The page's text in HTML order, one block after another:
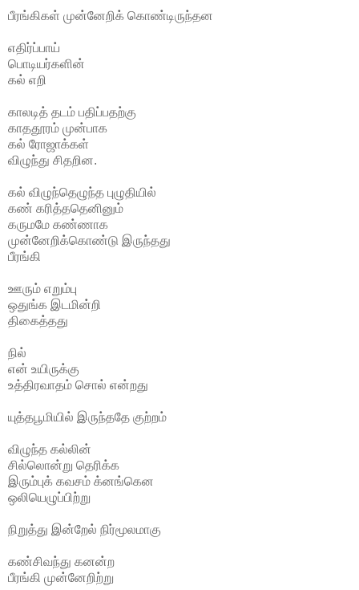
பீரங்கிகள் முன்னேறிக் கொண்டிருந்தன
எதிர்ப்பாய்
பொடியர்களின்
கல் எறி
காலடித் தடம் பதிப்பதற்கு
காததூரம் முன்பாக
கல் ரோஜாக்கள்
விழுந்து சிதறின.
கல் விழுந்தெழுந்த புழுதியில்
கண் கரித்ததெனினும்
கருமமே கண்ணாக
முன்னேறிக்கொண்டு இருந்தது
பீரங்கி
ஊரும் எறும்பு
ஒதுங்க இடமின்றி
திகைத்தது
நில்
என் உயிருக்கு
உத்திரவாதம் சொல் என்றது
யுத்தபூமியில் இருந்ததே குற்றம்
விழுந்த கல்லின்
சில்லொன்று தெரிக்க
இரும்புக் கவசம் க்னங்கென
ஒலியெழுப்பிற்று
நிறுத்து இன்றேல் நிர்மூலமாகு
கண்சிவந்து கனன்ற
பீரங்கி முன்னேறிற்று